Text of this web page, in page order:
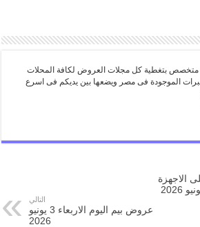
بتغطية كل مجلات العروض لكافة المحلات
الموجودة فى مصر ويضعها بين يديكم فى اسرع
الاجهزة
التالي
عروض بيم اليوم الاربعاء 3 يونيو
2026